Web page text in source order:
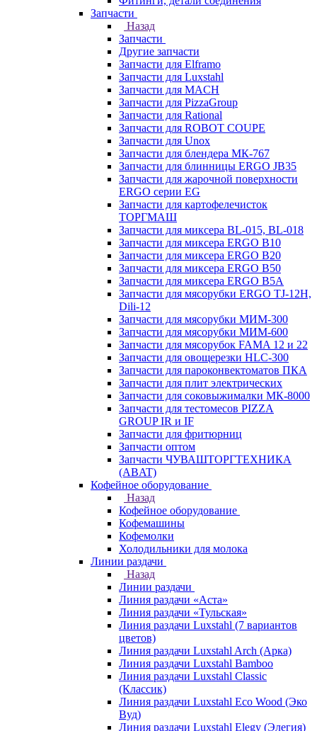
Запчасти
Назад
Запчасти
Другие запчасти
Запчасти для Elframo
Запчасти для Luxstahl
Запчасти для MACH
Запчасти для PizzaGroup
Запчасти для Rational
Запчасти для ROBOT COUPE
Запчасти для Unox
Запчасти для блендера МК-767
Запчасти для блинницы ERGO JB35
Запчасти для жарочной поверхности
ERGO серии EG
Запчасти для картофелечисток
ТОРГМАШ
Запчасти для миксера BL-015, BL-018
Запчасти для миксера ERGO B10
Запчасти для миксера ERGO B20
Запчасти для миксера ERGO B50
Запчасти для миксера ERGO B5A
Запчасти для мясорубки ERGO TJ-12H,
Dili-12
Запчасти для мясорубки МИМ-300
Запчасти для мясорубки МИМ-600
Запчасти для мясорубок FAMA 12 и 22
Запчасти для овощерезки HLC-300
Запчасти для пароконвектоматов ПКА
Запчасти для плит электрических
Запчасти для соковыжималки МК-8000
Запчасти для тестомесов PIZZA
GROUP IR и IF
Запчасти для фритюрниц
Запчасти оптом
Запчасти ЧУВАШТОРГТЕХНИКА
(ABAT)
Кофейное оборудование
Назад
Кофейное оборудование
Кофемашины
Кофемолки
Холодильники для молока
Линии раздачи
Назад
Линии раздачи
Линия раздачи «Аста»
Линия раздачи «Тульская»
Линия раздачи Luxstahl (7 вариантов
цветов)
Линия раздачи Luxstahl Arch (Арка)
Линия раздачи Luxstahl Bamboo
Линия раздачи Luxstahl Classic
(Классик)
Линия раздачи Luxstahl Eco Wood (Эко
Вуд)
Линия раздачи Luxstahl Elegy (Элегия)